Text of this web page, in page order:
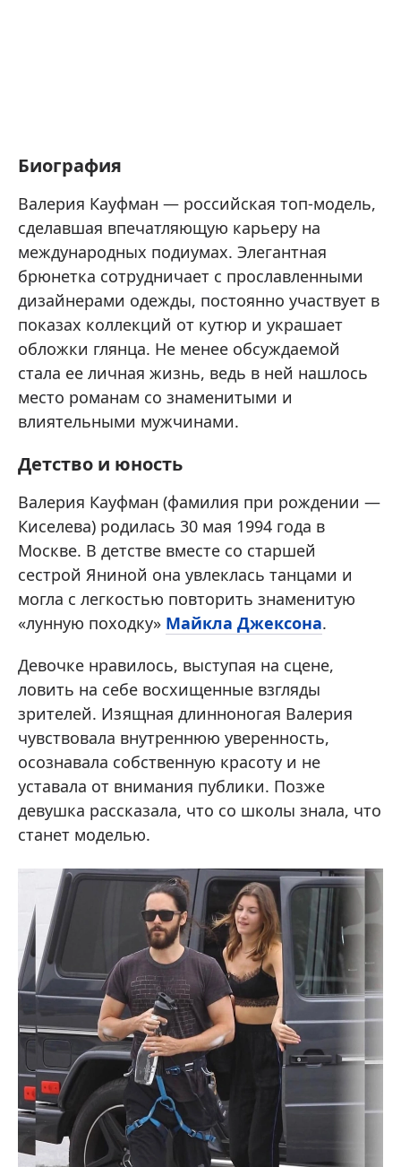
Биография
Валерия Кауфман — российская топ-модель,
сделавшая впечатляющую карьеру на
международных подиумах. Элегантная
брюнетка сотрудничает с прославленными
дизайнерами одежды, постоянно участвует в
показах коллекций от кутюр и украшает
обложки глянца. Не менее обсуждаемой
стала ее личная жизнь, ведь в ней нашлось
место романам со знаменитыми и
влиятельными мужчинами.
Детство и юность
Валерия Кауфман (фамилия при рождении —
Киселева) родилась 30 мая 1994 года в
Москве. В детстве вместе со старшей
сестрой Яниной она увлеклась танцами и
могла с легкостью повторить знаменитую
«лунную походку» Майкла Джексона.
Девочке нравилось, выступая на сцене,
ловить на себе восхищенные взгляды
зрителей. Изящная длинноногая Валерия
чувствовала внутреннюю уверенность,
осознавала собственную красоту и не
уставала от внимания публики. Позже
девушка рассказала, что со школы знала, что
станет моделью.